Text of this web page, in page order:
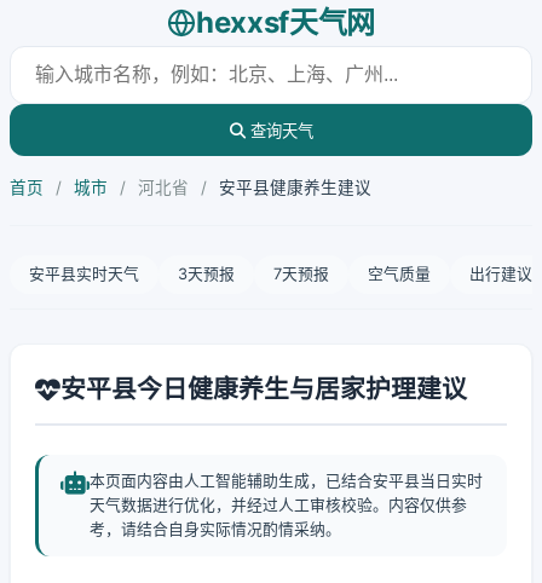
hexxsf天气网
查询天气
首页 / 城市 / 河北省 / 安平县健康养生建议
安平县实时天气 3天预报 7天预报 空气质量 出行建议
安平县今日健康养生与居家护理建议
本页面内容由人工智能辅助生成，已结合安平县当日实时
天气数据进行优化，并经过人工审核校验。内容仅供参
考，请结合自身实际情况酌情采纳。